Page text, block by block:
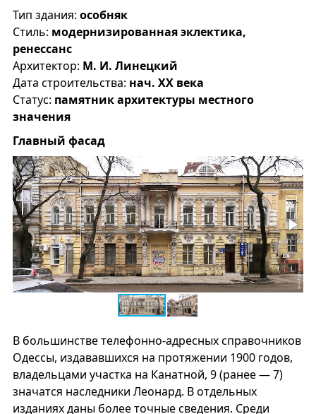
Тип здания: особняк
Стиль: модернизированная эклектика,
ренессанс
Архитектор: М. И. Линецкий
Дата строительства: нач. XX века
Статус: памятник архитектуры местного
значения
Главный фасад
В большинстве телефонно-адресных справочников
Одессы, издававшихся на протяжении 1900 годов,
владельцами участка на Канатной, 9 (ранее — 7)
значатся наследники Леонард. В отдельных
изданиях даны более точные сведения. Среди